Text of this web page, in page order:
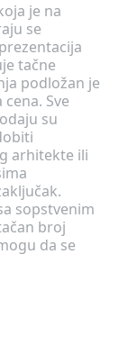
je na
se
tačne
podložan je
Sve
su
arhitekte ili
sopstvenim
broj
da se